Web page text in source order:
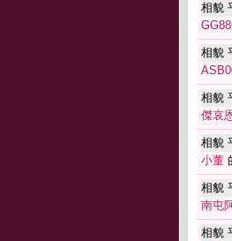
相貌
相貌
相貌
傑哀
相貌
小董
相貌
南屯
相貌